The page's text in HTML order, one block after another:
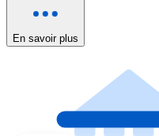
En savoir plus